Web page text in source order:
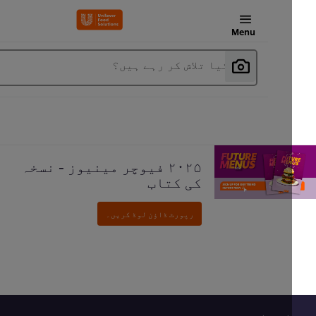
آپ کیا تلاش کر رہے ہیں؟
۲۰۲۵ فیوچر مینیوز - نسخہ
کی کتاب